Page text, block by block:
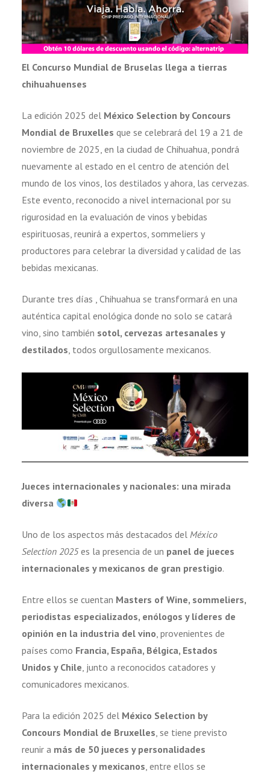
El Concurso Mundial de Bruselas llega a tierras
chihuahuenses
La edición 2025 del México Selection by Concours
Mondial de Bruxelles que se celebrará del 19 a 21 de
noviembre de 2025, en la ciudad de Chihuahua, pondrá
nuevamente al estado en el centro de atención del
mundo de los vinos, los destilados y ahora, las cervezas.
Este evento, reconocido a nivel internacional por su
rigurosidad en la evaluación de vinos y bebidas
espirituosas, reunirá a expertos, sommeliers y
productores para celebrar la diversidad y calidad de las
bebidas mexicanas.
Durante tres días , Chihuahua se transformará en una
auténtica capital enológica donde no solo se catará
vino, sino también sotol, cervezas artesanales y
destilados, todos orgullosamente mexicanos.
Jueces internacionales y nacionales: una mirada
diversa
Uno de los aspectos más destacados del México
Selection 2025es la presencia de un panel de jueces
internacionales y mexicanos de gran prestigio.
Entre ellos se cuentan Masters of Wine, sommeliers,
periodistas especializados, enólogos y líderes de
opinión en la industria del vino, provenientes de
países como Francia, España, Bélgica, Estados
Unidos y Chile, junto a reconocidos catadores y
comunicadores mexicanos.
Para la edición 2025 del México Selection by
Concours Mondial de Bruxelles, se tiene previsto
reunir a más de 50 jueces y personalidades
internacionales y mexicanos, entre ellos se